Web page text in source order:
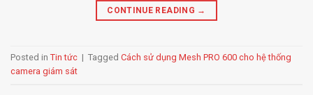
CONTINUE READING →
Posted in Tin tức | Tagged Cách sử dụng Mesh PRO 600 cho hệ thống
camera giám sát